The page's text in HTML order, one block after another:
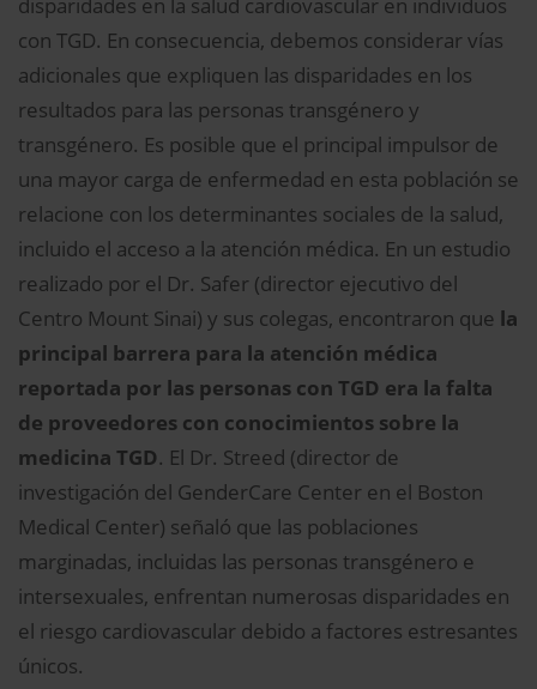
con TGD. En consecuencia, debemos considerar vías
adicionales que expliquen las disparidades en los
resultados para las personas transgénero y
transgénero. Es posible que el principal impulsor de
una mayor carga de enfermedad en esta población se
relacione con los determinantes sociales de la salud,
incluido el acceso a la atención médica. En un estudio
realizado por el Dr. Safer (director ejecutivo del
Centro Mount Sinai) y sus colegas, encontraron que la
principal barrera para la atención médica
reportada por las personas con TGD era la falta
de proveedores con conocimientos sobre la
medicina TGD. El Dr. Streed (director de
investigación del GenderCare Center en el Boston
Medical Center) señaló que las poblaciones
marginadas, incluidas las personas transgénero e
intersexuales, enfrentan numerosas disparidades en
el riesgo cardiovascular debido a factores estresantes
únicos.